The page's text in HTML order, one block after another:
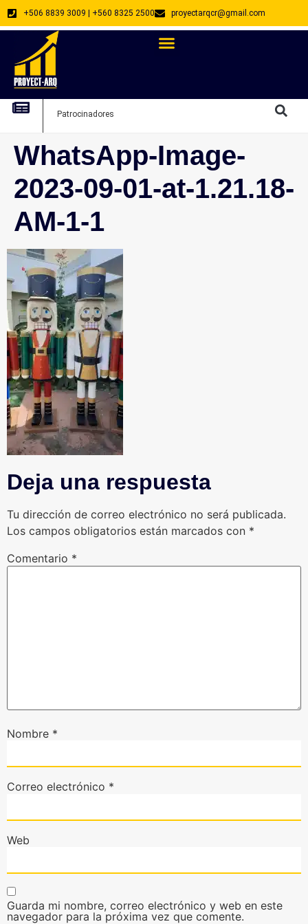
+506 8839 3009 | +560 8325 2500 proyectarqcr@gmail.com
Patrocinadores
WhatsApp-Image-
2023-09-01-at-1.21.18-
AM-1-1
Deja una respuesta
Tu dirección de correo electrónico no será publicada.
Los campos obligatorios están marcados con *
Comentario *
Nombre *
Correo electrónico *
Web
Guarda mi nombre, correo electrónico y web en este
navegador para la próxima vez que comente.